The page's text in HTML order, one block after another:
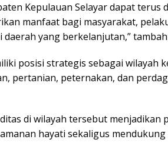
Kepulauan Selayar dapat terus
manfaat bagi masyarakat,
yang berkelanjutan,”
posisi strategis sebagai wilayah
pertanian, peternakan, dan
di wilayah tersebut menjadikan
hayati sekaligus